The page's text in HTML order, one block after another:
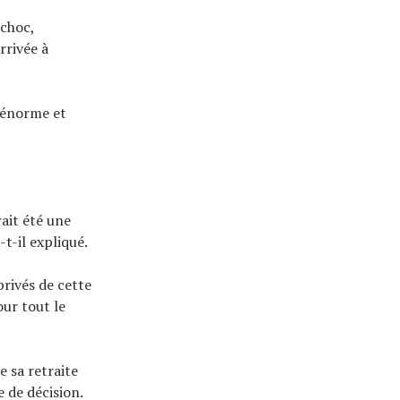
à
et
été une
t-il expliqué.
de cette
tout le
sa retraite
décision.